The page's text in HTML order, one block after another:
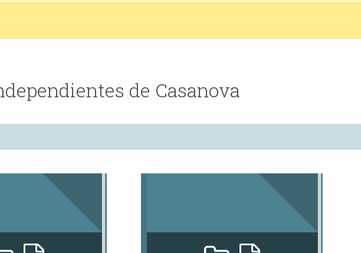
de Casanova